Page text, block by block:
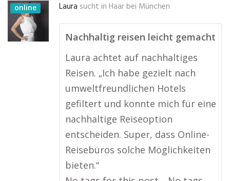
online Laura sucht in Haar bei München
Nachhaltig reisen leicht gemacht
Laura achtet auf nachhaltiges
Reisen. „Ich habe gezielt nach
umweltfreundlichen Hotels
gefiltert und konnte mich für eine
nachhaltige Reiseoption
entscheiden. Super, dass Online-
Reisebüros solche Möglichkeiten
bieten.“